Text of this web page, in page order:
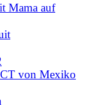
Mama auf
von Mexiko